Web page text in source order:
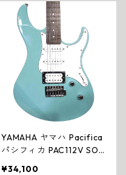
YAMAHA ヤマハ Pacifica
パシフィカ PAC112V SOB
¥34,100